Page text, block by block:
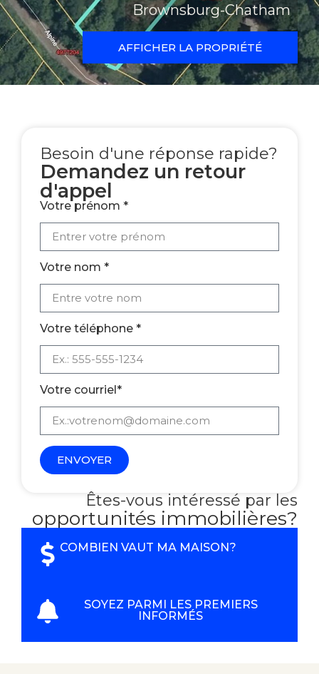
Brownsburg-Chatham
AFFICHER LA PROPRIÉTÉ
Besoin d'une réponse rapide?
Demandez un retour
d'appel
Votre prénom *
Votre nom *
Votre téléphone *
Votre courriel*
ENVOYER
Êtes-vous intéressé par les
opportunités immobilières?
COMBIEN VAUT MA MAISON?
SOYEZ PARMI LES PREMIERS
INFORMÉS